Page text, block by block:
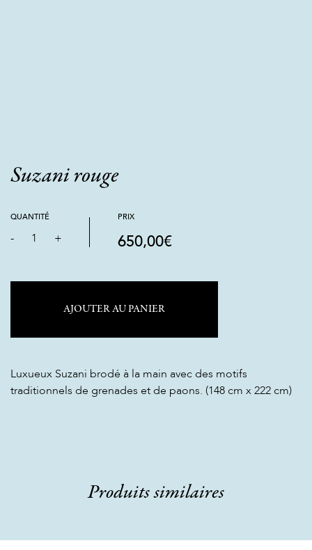
Suzani rouge
QUANTITÉ
- 1 +
PRIX
650,00€
AJOUTER AU PANIER
Luxueux Suzani brodé à la main avec des motifs
traditionnels de grenades et de paons. (148 cm x 222 cm)
Produits similaires